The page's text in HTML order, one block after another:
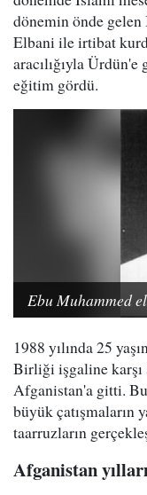
dönemin önde
Elbani ile irtibat
aracılığıyla
eğitim gördü.
Ebu Muhammed
1988 yılında 25
Birliği işgaline karşı
Afganistan'a gitti.
büyük çatışmaların
taarruzların
Afganistan